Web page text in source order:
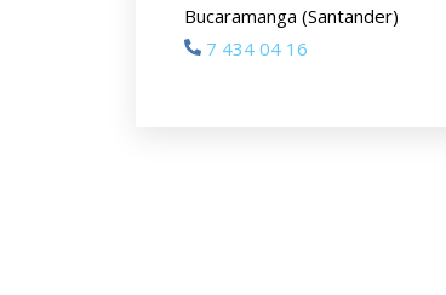
Bucaramanga (Santander)
7 434 04 16